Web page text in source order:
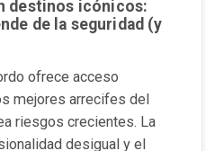
destinos icónicos:
de la seguridad (y
ofrece acceso
mejores arrecifes del
riesgos crecientes. La
desigual y el